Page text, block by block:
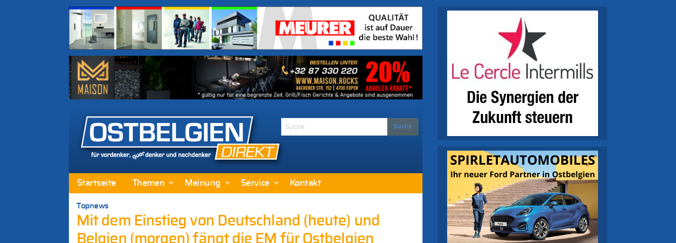
Startseite Themen Meinung Service Kontakt
Topnews
Mit dem Einstieg von Deutschland (heute) und
Belgien (morgen) fängt die EM für Ostbelgien